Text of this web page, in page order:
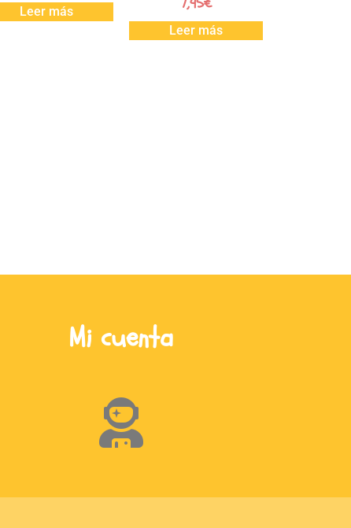
Leer más
Leer más
Mi cuenta